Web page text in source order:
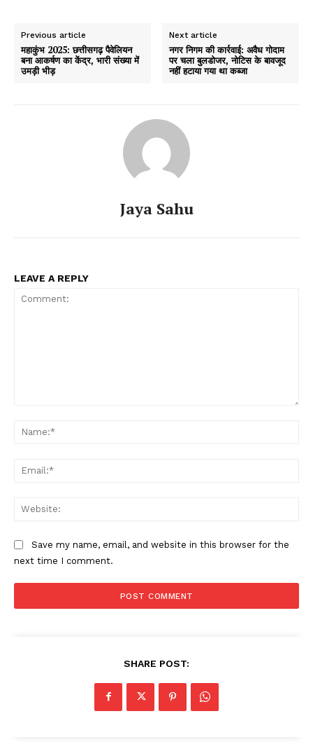
Previous article
महाकुंभ 2025: छत्तीसगढ़ पैवेलियन
बना आकर्षण का केंद्र, भारी संख्या में
उमड़ी भीड़
Next article
नगर निगम की कार्रवाई: अवैध गोदाम
पर चला बुलडोजर, नोटिस के बावजूद
नहीं हटाया गया था कब्जा
Jaya Sahu
LEAVE A REPLY
Save my name, email, and website in this browser for the
next time I comment.
SHARE POST: